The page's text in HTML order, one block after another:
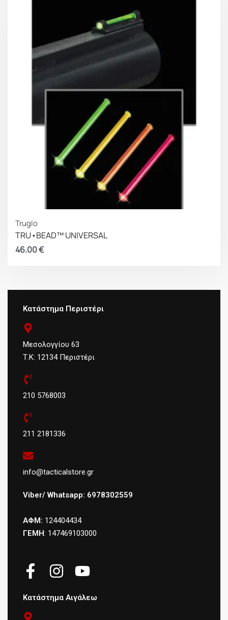
Truglo
TRU•BEAD™ UNIVERSAL
46.00€
Κατάστημα Περιστέρι
Μεσολογγίου 63
Τ.Κ: 12134 Περιστέρι
210 5768003
211 2181336
info@tacticalstore.gr
Viber/ Whatsapp: 6978302559
ΑΦΜ: 124404434
ΓΕΜΗ: 147469103000
Κατάστημα Αιγάλεω